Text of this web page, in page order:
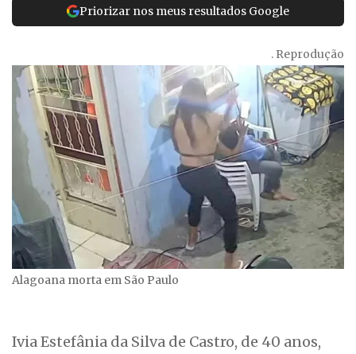
Priorizar nos meus resultados Google
. Reprodução
Alagoana morta em São Paulo
Ivia Estefânia da Silva de Castro, de 40 anos,